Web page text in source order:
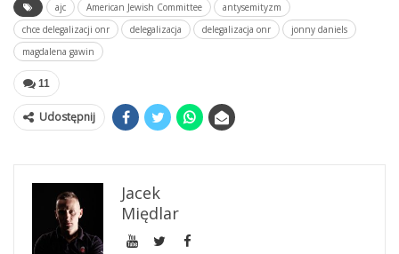
ajc American Jewish Committee
antysemityzm
chce delegalizacji onr
delegalizacja delegalizacja onr
jonny daniels
magdalena gawin
11
Udostępnij
Jacek
Międlar